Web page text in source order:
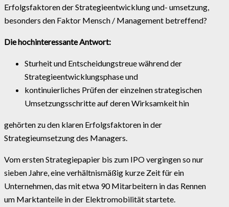
Erfolgsfaktoren der Strategieentwicklung und- umsetzung,
besonders den Faktor Mensch / Management betreffend?
Die hochinteressante Antwort:
Sturheit und Entscheidungstreue während der
Strategieentwicklungsphase und
kontinuierliches Prüfen der einzelnen strategischen
Umsetzungsschritte auf deren Wirksamkeit hin
gehörten zu den klaren Erfolgsfaktoren in der
Strategieumsetzung des Managers.
Vom ersten Strategiepapier bis zum IPO vergingen so nur
sieben Jahre, eine verhältnismäßig kurze Zeit für ein
Unternehmen, das mit etwa 90 Mitarbeitern in das Rennen
um Marktanteile in der Elektromobilität startete.